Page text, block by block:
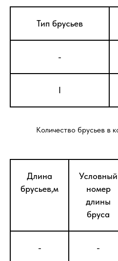
Тип брусьев
-
I
Количество брусьев в
Длина
брусьев,м
Условный
номер
длины
бруса
- -